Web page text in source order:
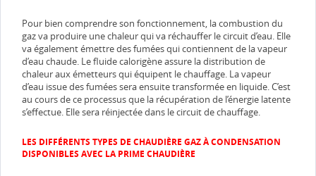
Pour bien comprendre son fonctionnement, la combustion du
gaz va produire une chaleur qui va réchauffer le circuit d’eau. Elle
va également émettre des fumées qui contiennent de la vapeur
d’eau chaude. Le fluide calorigène assure la distribution de
chaleur aux émetteurs qui équipent le chauffage. La vapeur
d’eau issue des fumées sera ensuite transformée en liquide. C’est
au cours de ce processus que la récupération de l’énergie latente
s’effectue. Elle sera réinjectée dans le circuit de chauffage.
LES DIFFÉRENTS TYPES DE CHAUDIÈRE GAZ À CONDENSATION
DISPONIBLES AVEC LA PRIME CHAUDIÈRE